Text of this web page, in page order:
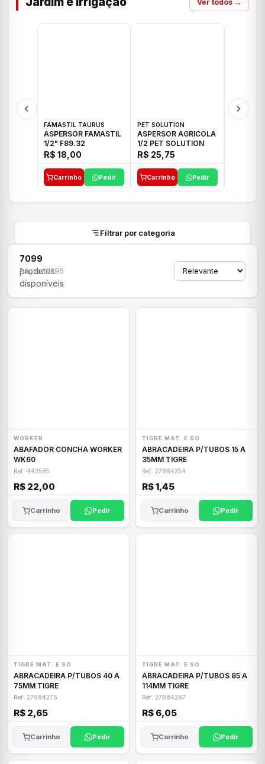
Ver todos →
FAMASTIL TAURUS
ASPERSOR FAMASTIL
1/2" F89.32
R$ 18,00
Carrinho Pedir
PET SOLUTION
ASPERSOR AGRICOLA
1/2 PET SOLUTION
R$ 25,75
Carrinho Pedir
Filtrar por categoria
7099
produtos
disponíveis
Página 1/296
WORKER
ABAFADOR CONCHA WORKER
WK60
Ref: 442585
R$ 22,00
Carrinho Pedir
TIGRE MAT. E SO
ABRACADEIRA P/TUBOS 15 A
35MM TIGRE
Ref: 27984254
R$ 1,45
Carrinho Pedir
TIGRE MAT. E SO
ABRACADEIRA P/TUBOS 40 A
75MM TIGRE
Ref: 27984276
R$ 2,65
Carrinho Pedir
TIGRE MAT. E SO
ABRACADEIRA P/TUBOS 85 A
114MM TIGRE
Ref: 27984287
R$ 6,05
Carrinho Pedir